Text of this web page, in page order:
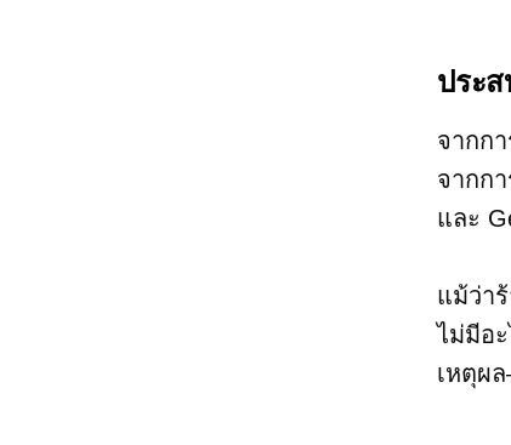
ประ
จากก
จากก
และ
แม้ว่า
ไม่มีอ
เหตุผ